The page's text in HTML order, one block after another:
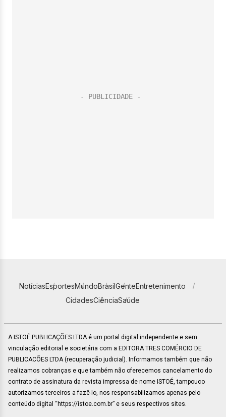
NotíciasEsportesMundoBrasilGenteEntretenimento
CidadesCiênciaSaúde
A ISTOÉ PUBLICAÇÕES LTDA é um portal digital independente e sem
vinculação editorial e societária com a EDITORA TRES COMÉRCIO DE
PUBLICACÕES LTDA (recuperação judicial). Informamos também que não
realizamos cobranças e que também não oferecemos cancelamento do
contrato de assinatura da revista impressa de nome ISTOÉ, tampouco
autorizamos terceiros a fazê-lo, nos responsabilizamos apenas pelo
conteúdo digital “https://istoe.com.br” e seus respectivos sites.